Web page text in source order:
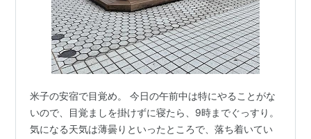
米子の安宿で目覚め。 今日の午前中は特にやることがな
いので、目覚ましを掛けずに寝たら、9時までぐっすり。
気になる天気は薄曇りといったところで、落ち着いてい